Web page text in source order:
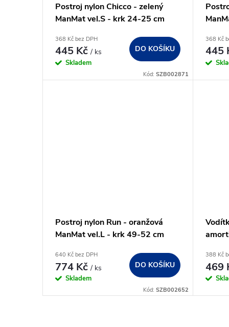
Postroj nylon Chicco - zelený
ManMat vel.S - krk 24-25 cm
368 Kč bez DPH
445 Kč/ ks
Skladem
DO KOŠÍKU
Kód:SZB002871
368 Kč
445
Postroj nylon Run - oranžová
ManMat vel.L - krk 49-52 cm
640 Kč bez DPH
774 Kč/ ks
Skladem
DO KOŠÍKU
Kód:SZB002652
388 Kč
469